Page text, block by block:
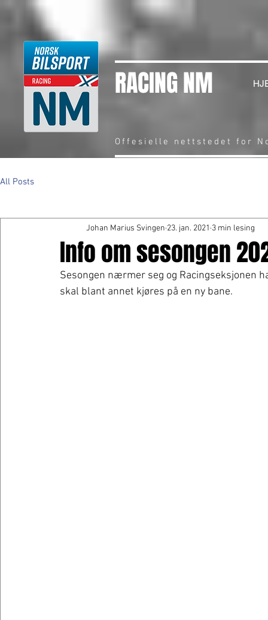
RACING NM
Offesielle nettstedet for
All Posts
Info om sesongen
Johan Marius Svingen 23. jan. 2021 3 min lesing
Sesongen nærmer seg og Racingseksjonen
skal blant annet kjøres på en ny bane.